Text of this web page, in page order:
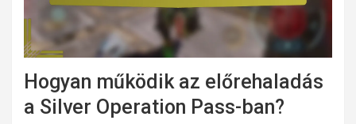
Hogyan működik az előrehaladás
a Silver Operation Pass-ban?